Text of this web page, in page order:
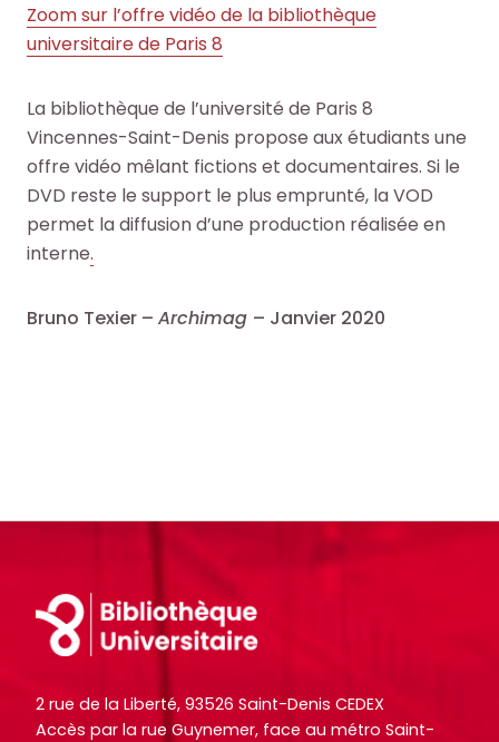
Zoom sur l’offre vidéo de la bibliothèque
universitaire de Paris 8
La bibliothèque de l’université de Paris 8
Vincennes-Saint-Denis propose aux étudiants une
offre vidéo mêlant fictions et documentaires. Si le
DVD reste le support le plus emprunté, la VOD
permet la diffusion d’une production réalisée en
interne.
Bruno Texier – Archimag – Janvier 2020
Footer
2 rue de la Liberté, 93526 Saint-Denis CEDEX
Accès par la rue Guynemer, face au métro Saint-